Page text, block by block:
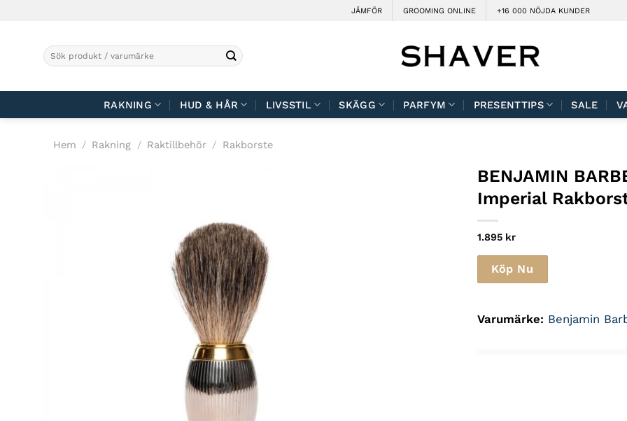
JÄMFÖR GROOMING ONLINE +16 000 NÖJDA KUNDER
Sök
efter:
RAKNING HUD & HÅR LIVSSTIL SKÄGG PARFYM PRESENTTIPS SALE
Hem / Rakning / Raktillbehör / Rakborste
BENJAMIN
Imperial
1.895 kr
Köp Nu
Varumärke: Benjamin